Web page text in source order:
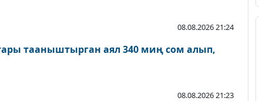
08.08.2026 21:24
тааныштырган аял 340 миң сом алып,
08.08.2026 21:23